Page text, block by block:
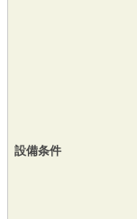
設備条件